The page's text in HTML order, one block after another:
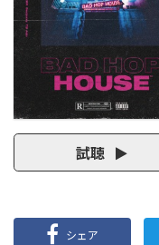
試聴
シェア